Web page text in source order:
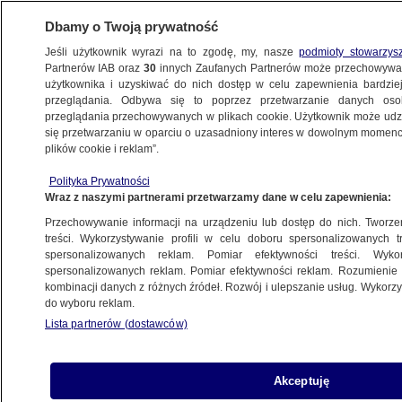
ŚWIAT
na papierosach? "Bezpośredni związek
z siedmioma rodzajami nowotworów"
7.01.2025, 12:07
Udostępnij
Dbamy o Twoją prywatność
Jeśli użytkownik wyrazi na to zgodę, my, naszepodmioty
Partnerów IAB oraz30 innych Zaufanych Partnerów może
użytkownika i uzyskiwać do nich dostęp w celu zapewnienia
przeglądania. Odbywa się to poprzez przetwarzanie danych
przeglądania przechowywanych w plikach cookie. Użytkownik może
się przetwarzaniu w oparciu o uzasadniony interes w dowolnym
plików cookie i reklam”.
Polityka Prywatności
Wraz z naszymi partnerami przetwarzamy dane w celu zapewnienia:
Przechowywanie informacji na urządzeniu lub dostęp do nich.
treści. Wykorzystywanie profili w celu doboru spersonalizowanych
spersonalizowanych reklam. Pomiar efektywności treści.
spersonalizowanych reklam. Pomiar efektywności reklam.
kombinacji danych z różnych źródeł. Rozwój i ulepszanie usług.
do wyboru reklam.
Lista partnerów (dostawców)
Akceptuję